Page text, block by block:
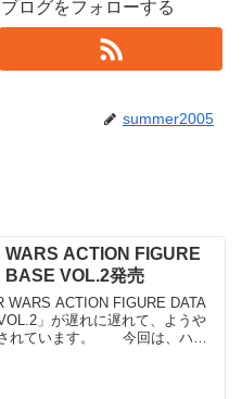
ログをフォローする
summer2005
WARS ACTION FIGURE
BASE VOL.2発売
WARS ACTION FIGURE DATA
」が遅れに遅れて、ようや
れています。 今回は、ハズ